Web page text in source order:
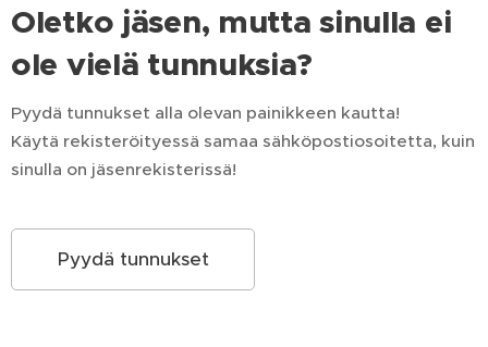
Oletko jäsen, mutta sinulla ei
ole vielä tunnuksia?
Pyydä tunnukset alla olevan painikkeen kautta!
Käytä rekisteröityessä samaa sähköpostiosoitetta, kuin
sinulla on jäsenrekisterissä!
Pyydä tunnukset